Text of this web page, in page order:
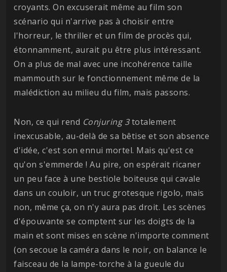
croyants. On excuserait même au film son
scénario qui n'arrive pas à choisir entre
l'horreur, le thriller et un film de procès qui,
étonnamment, aurait pu être plus intéressant.
On a plus de mal avec une incohérence taille
mammouth sur le fonctionnement même de la
malédiction au milieu du film, mais passons.
Non, ce qui rend Conjuring 3totalement
inexcusable, au-delà de sa bêtise et son absence
d'idée, c'est son ennui mortel. Mais qu'est ce
qu'on s'emmerde ! Au pire, on espérait ricaner
un peu face à une bestiole boiteuse qui cavale
dans un couloir, un truc grotesque rigolo, mais
non, même ça, on n'y aura pas droit. Les scènes
d'épouvante se comptent sur les doigts de la
main et sont mises en scène n'importe comment
(on secoue la caméra dans le noir, on balance le
faisceau de la lampe-torche à la gueule du